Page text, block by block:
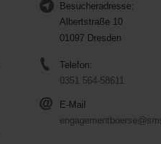
Besucheradresse:
Albertstraße 10
01097 Dresden
Telefon:
0351 564-58611
E-Mail